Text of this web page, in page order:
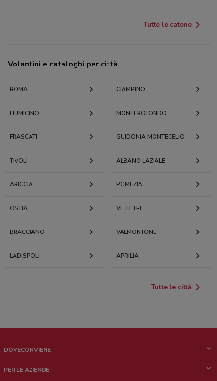
Tutte le catene
Volantini e cataloghi per città
ROMA CIAMPINO
FIUMICINO MONTEROTONDO
FRASCATI GUIDONIA MONTECELIO
TIVOLI ALBANO LAZIALE
ARICCIA POMEZIA
OSTIA VELLETRI
BRACCIANO VALMONTONE
LADISPOLI APRILIA
Tutte le città
DOVECONVIENE
PER LE AZIENDE